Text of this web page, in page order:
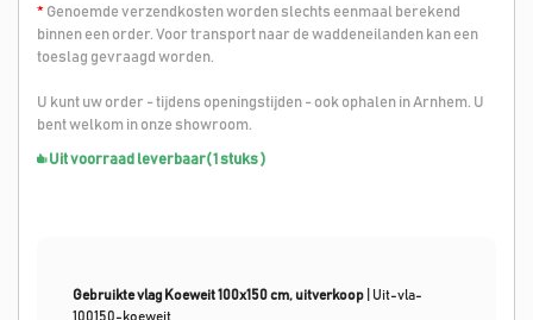
* Genoemde verzendkosten worden slechts eenmaal berekend
binnen een order. Voor transport naar de waddeneilanden kan een
toeslag gevraagd worden.
U kunt uw order - tijdens openingstijden - ook ophalen in Arnhem. U
bent welkom in onze showroom.
Uit voorraad leverbaar( 1 stuks )
Gebruikte vlag Koeweit 100x150 cm, uitverkoop
Uit-vla-
100150-koeweit